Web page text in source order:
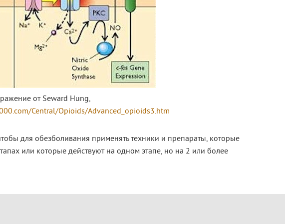
от Seward Hung,
Central/Opioids/Advanced_opioids3.htm
для обезболивания применять техники и препараты, которые
или которые действуют на одном этапе, но на 2 или более